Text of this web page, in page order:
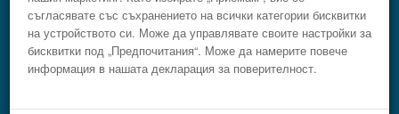
съгласявате със съхранението на всички категории бисквитки
на устройството си. Може да управлявате своите настройки за
бисквитки под „Предпочитания“. Може да намерите повече
информация в нашата декларация за поверителност.